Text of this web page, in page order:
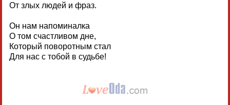
От злых людей и фраз.
Он нам напоминалка
О том счастливом дне,
Который поворотным стал
Для нас с тобой в судьбе!